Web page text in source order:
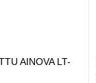
AINOVA LT-